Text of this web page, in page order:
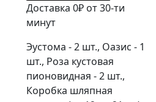
Доставка 0₽ от 30-ти
минут
Эустома - 2 шт., Оазис - 1
шт., Роза кустовая
пионовидная - 2 шт.,
Коробка шляпная